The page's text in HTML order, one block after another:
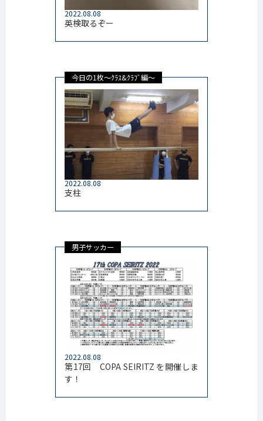
2022.08.08
英検取るぞー
今日の1枚～ｸﾗｽ&ｸﾗﾌﾞ編～
2022.08.08
支柱
男子サッカー
2022.08.08
第17回 COPA SEIRITZ を開催しま
す！